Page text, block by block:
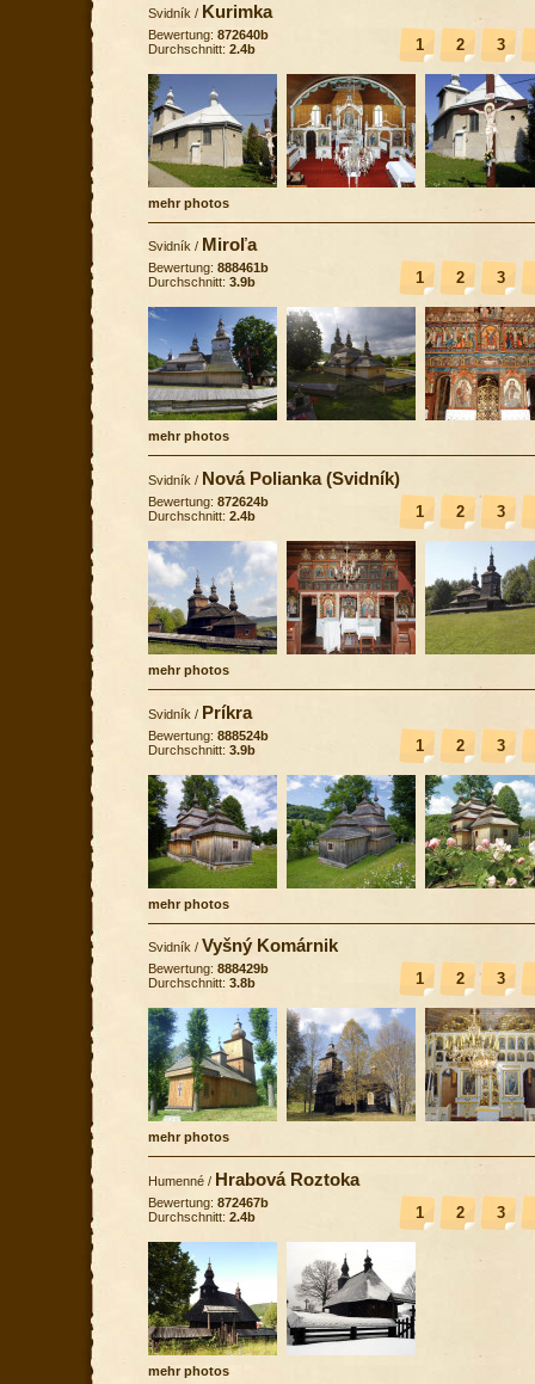
Svidník / Kurimka
1 2 3
Bewertung: 872640b
Durchschnitt: 2.4b
mehr photos
Svidník / Miroľa
1 2 3
Bewertung: 888461b
Durchschnitt: 3.9b
mehr photos
Svidník / Nová Polianka (Svidník)
1 2 3
Bewertung: 872624b
Durchschnitt: 2.4b
mehr photos
Svidník / Príkra
1 2 3
Bewertung: 888524b
Durchschnitt: 3.9b
mehr photos
Svidník / Vyšný Komárnik
1 2 3
Bewertung: 888429b
Durchschnitt: 3.8b
mehr photos
Humenné / Hrabová Roztoka
1 2 3
Bewertung: 872467b
Durchschnitt: 2.4b
mehr photos